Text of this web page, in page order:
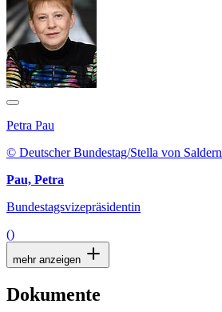
Petra Pau
© Deutscher Bundestag/Stella von Saldern
Pau, Petra
Bundestagsvizepräsidentin
()
mehr anzeigen
Dokumente